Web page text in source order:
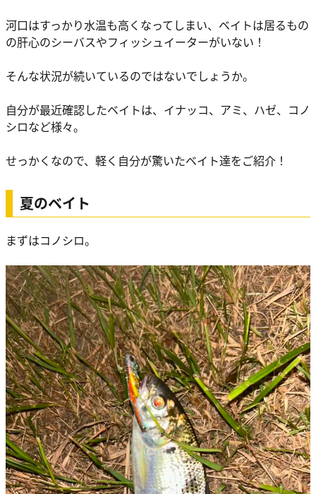
河口はすっかり水温も高くなってしまい、ベイトは居るもの
の肝心のシーバスやフィッシュイーターがいない！
そんな状況が続いているのではないでしょうか。
自分が最近確認したベイトは、イナッコ、アミ、ハゼ、コノ
シロなど様々。
せっかくなので、軽く自分が驚いたベイト達をご紹介！
夏のベイト
まずはコノシロ。